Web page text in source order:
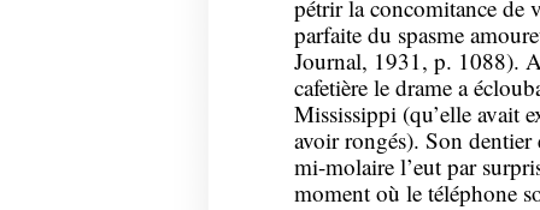
pétrir la concomitance de
parfaite du spasme
Journal, 1931, p. 1088).
cafetière le drame a
Mississippi (qu’elle avait
avoir rongés). Son
mi-molaire l’eut par
moment où le téléphone